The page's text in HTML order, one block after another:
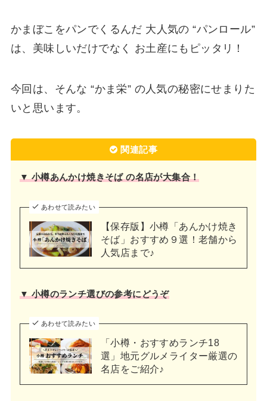
かまぼこをパンでくるんだ 大人気の “パンロール”
は、美味しいだけでなく お土産にもピッタリ！
今回は、そんな “かま栄” の人気の秘密にせまりた
いと思います。
関連記事
▼ 小樽あんかけ焼きそば の名店が大集合！
あわせて読みたい
【保存版】小樽「あんかけ焼き
そば」おすすめ９選！老舗から
人気店まで♪
▼ 小樽のランチ選びの参考にどうぞ
あわせて読みたい
「小樽・おすすめランチ18
選」地元グルメライター厳選の
名店をご紹介♪